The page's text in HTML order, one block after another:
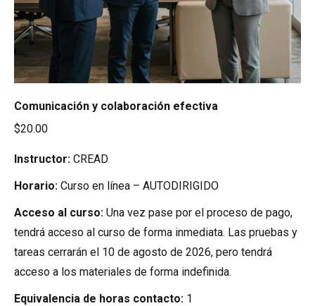
Comunicación y colaboración efectiva
$20.00
Instructor: CREAD
Horario: Curso en línea – AUTODIRIGIDO
Acceso al curso: Una vez pase por el proceso de pago,
tendrá acceso al curso de forma inmediata. Las pruebas y
tareas cerrarán el 10 de agosto de 2026, pero tendrá
acceso a los materiales de forma indefinida.
Equivalencia de horas contacto: 1